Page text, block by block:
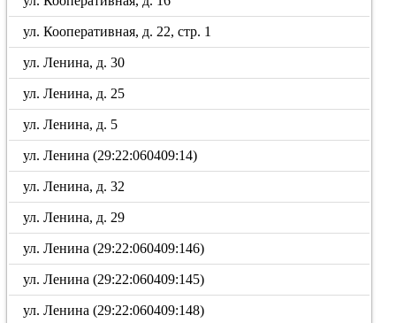
ул. Кооперативная, д. 22, стр. 1
ул. Ленина, д. 30
ул. Ленина, д. 25
ул. Ленина, д. 5
ул. Ленина (29:22:060409:14)
ул. Ленина, д. 32
ул. Ленина, д. 29
ул. Ленина (29:22:060409:146)
ул. Ленина (29:22:060409:145)
ул. Ленина (29:22:060409:148)